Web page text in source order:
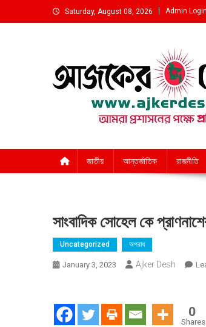
to
Saturday, August 08, 2026 Admin Login
জাতীয় আন্তর্জাতিক রাজনীতি
সাংবাদিক সোহেল কে
Uncategorized অপরাধ
January 3, 2023 Ajker Desh
0
Shares